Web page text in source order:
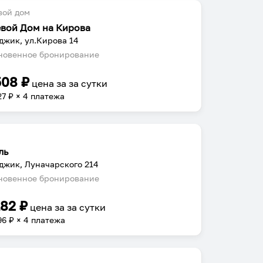
дом
Дом на Кирова
ул.Кирова 14
бронирование
₽ цена заза сутки
₽ × 4 платежа
Луначарского 214
бронирование
₽ цена заза сутки
₽ × 4 платежа